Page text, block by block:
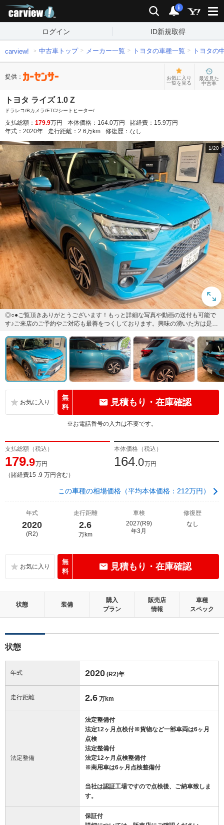
検索 通知
i
ログイン ID新規取得
carview! 中古車トップ メーカー一覧 トヨタの車種一覧 トヨタの
提供：
お気に入り
一覧を見る
最近見た
中古車
トヨタ ライズ 1.0 Z
ドラレコ/Bカメラ/ETC/シートヒーター/
支払総額： 179.9万円 本体価格： 164.0万円 諸経費： 15.9万円
年式： 2020年 走行距離： 2.6万km 修復歴： なし
1/20
◎○●ご覧頂きありがとうございます！もっと詳細な写真や動画の送付も可能で
す♪ご来店のご予約やご対応も最善をつくしております。興味の湧いた方は是非
無
料
見積もり・在庫確認
※お電話番号の入力は不要です。
支払総額（税込）
179.9万円
（諸経費15 .9 万円含む）
本体価格（税込）
164.0万円
この車種の相場価格（平均本体価格：212万円）
年式
2020
(R2)
走行距離
2.6
万km
車検
2027(R9)
年3月
修復歴
なし
無
料
見積もり・在庫確認
状態 装備
購入
プラン
販売店
情報
車種
スペック
状態
年式 2020 (R2)年
走行距離 2.6 万km
法定整備
法定整備付
法定12ヶ月点検付※貨物など一部車両は6ヶ月
点検
法定整備付
法定12ヶ月点検整備付
※商用車は6ヶ月点検整備付
当社は認証工場ですので点検後、ご納車致しま
す。
保証付